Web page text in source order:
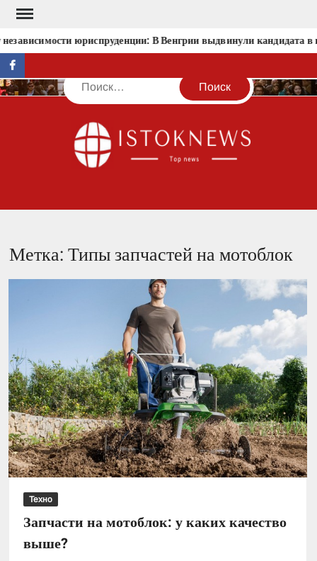
Перейти
содержимомуюриспруденции: В Венгрии выдвинули кандидата в
facebook
Поиск
Метка:Типы запчастей на мотоблок
Техно
Запчасти на мотоблок: у каких качество
выше?